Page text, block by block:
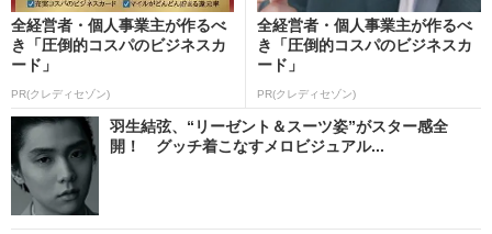
全経営者・個人事業主が作るべ
き「圧倒的コスパのビジネスカ
ード」
PR(クレディセゾン)
全経営者・個人事業主が作るべ
き「圧倒的コスパのビジネスカ
ード」
PR(クレディセゾン)
羽生結弦、“リーゼント＆スーツ姿”がスター感全
開！ グッチ着こなすメロビジュアル...